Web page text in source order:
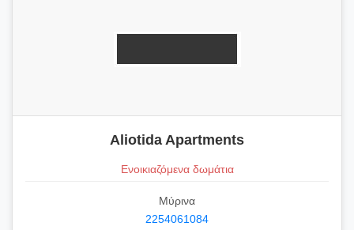
Aliotida Apartments
Ενοικιαζόμενα δωμάτια
Μύρινα
2254061084